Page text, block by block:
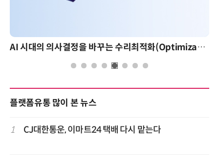
AI 시대의 의사결정을 바꾸는 수리최적화(Optimization): 실제 산업 적용 사례와 활용 전략
플랫폼유통 많이 본 뉴스
1 CJ대한통운, 이마트24 택배 다시 맡는다